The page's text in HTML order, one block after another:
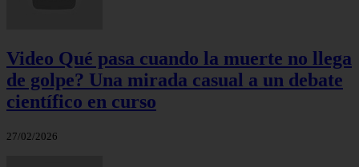
Video Qué pasa cuando la muerte no llega
de golpe? Una mirada casual a un debate
científico en curso
27/02/2026